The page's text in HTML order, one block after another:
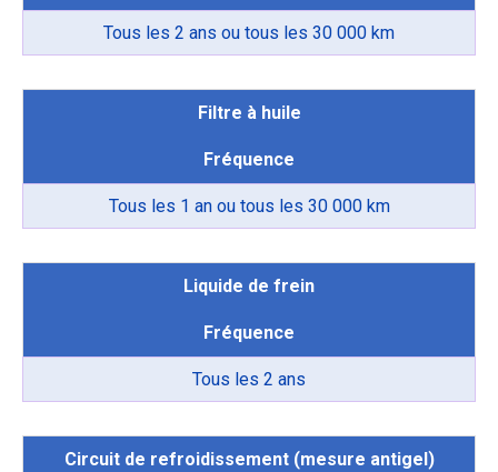
Tous les 2 ans ou tous les 30 000 km
Filtre à huile
Fréquence
Tous les 1 an ou tous les 30 000 km
Liquide de frein
Fréquence
Tous les 2 ans
Circuit de refroidissement (mesure antigel)